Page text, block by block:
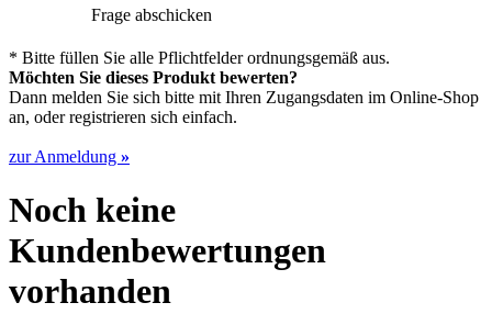
Frage abschicken
* Bitte füllen Sie alle Pflichtfelder ordnungsgemäß aus.
Möchten Sie dieses Produkt bewerten?
Dann melden Sie sich bitte mit Ihren Zugangsdaten im Online-Shop
an, oder registrieren sich einfach.
zur Anmeldung »
Noch keine
Kundenbewertungen
vorhanden